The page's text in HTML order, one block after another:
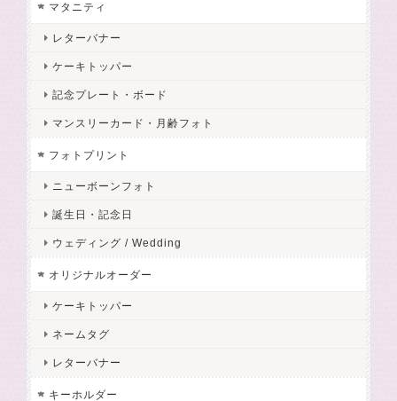
マタニティ
レターバナー
ケーキトッパー
記念プレート・ボード
マンスリーカード・月齢フォト
フォトプリント
ニューボーンフォト
誕生日・記念日
ウェディング / Wedding
オリジナルオーダー
ケーキトッパー
ネームタグ
レターバナー
キーホルダー